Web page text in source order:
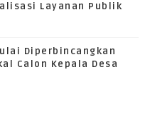
Layanan Publik
Diperbincangkan
Calon Kepala Desa